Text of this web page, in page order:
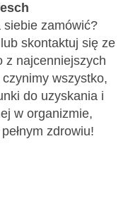
siebie zamówić?
skontaktuj się ze
z najcenniejszych
wszystko,
do uzyskania i
w organizmie,
zdrowiu!